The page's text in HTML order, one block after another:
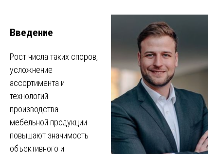
Введение
Рост числа таких споров,
усложнение
ассортимента и
технологий
производства
мебельной продукции
повышают значимость
объективного и